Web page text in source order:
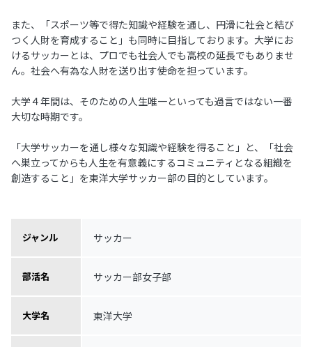
また、「スポーツ等で得た知識や経験を通し、円滑に社会と結び
つく人財を育成すること」も同時に目指しております。大学にお
けるサッカーとは、プロでも社会人でも高校の延長でもありませ
ん。社会へ有為な人財を送り出す使命を担っています。
大学４年間は、そのための人生唯一といっても過言ではない一番
大切な時期です。
「大学サッカーを通し様々な知識や経験を得ること」と、「社会
へ巣立ってからも人生を有意義にするコミュニティとなる組織を
創造すること」を東洋大学サッカー部の目的としています。
ジャンル サッカー
部活名 サッカー部女子部
大学名 東洋大学